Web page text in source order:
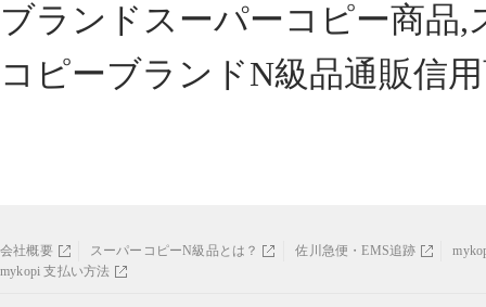
ブランドスーパーコピー商品
コピーブランドN級品通販信
会社概要 スーパーコピーN級品とは？ 佐川急便・EMS追跡
mykopi 支払い方法